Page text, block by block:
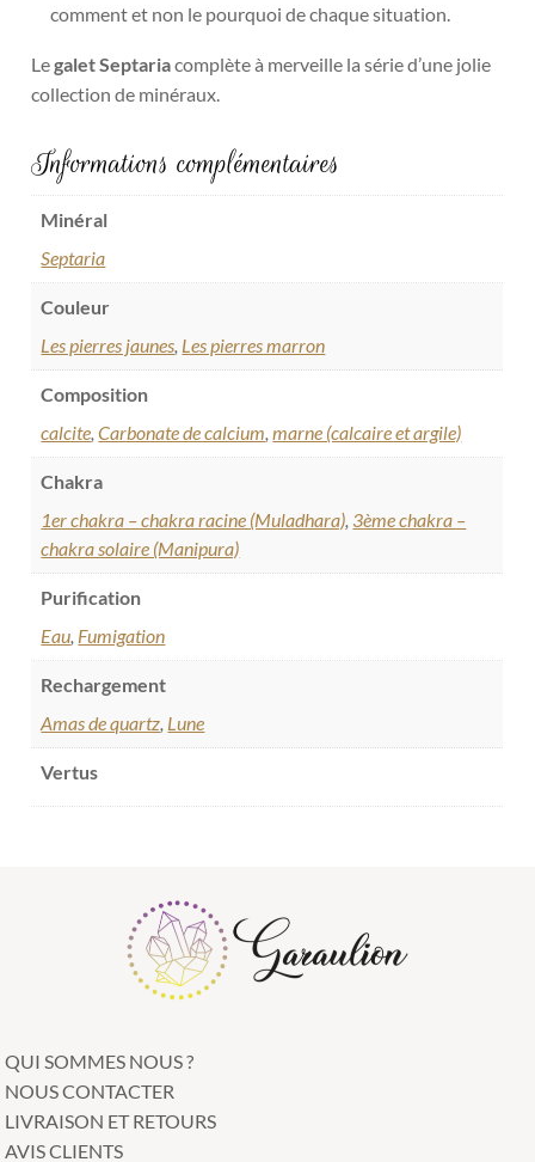
comment et non le pourquoi de chaque situation.
Legalet Septariacomplète à merveille la série d’une jolie
collection de minéraux.
Informations complémentaires
Minéral
Septaria
Couleur
Les pierres jaunes, Les pierres marron
Composition
calcite,Carbonate de calcium,marne (calcaire et argile)
Chakra
1er chakra – chakra racine (Muladhara), 3ème chakra –
chakra solaire (Manipura)
Purification
Eau, Fumigation
Rechargement
Amas de quartz, Lune
Vertus
QUI SOMMES NOUS ?
NOUS CONTACTER
LIVRAISON ET RETOURS
AVIS CLIENTS